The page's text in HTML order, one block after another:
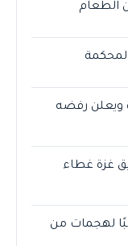
الطعام
ويعلن رفضه
غزة غطاء
لهجمات من